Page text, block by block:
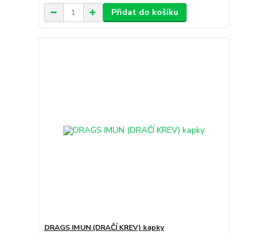
Přidat do košíku
DRAGS IMUN (DRAČÍ KREV) kapky